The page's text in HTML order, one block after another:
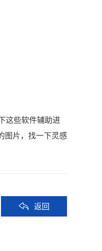
这些软件辅助进
图片，找一下灵感
返回